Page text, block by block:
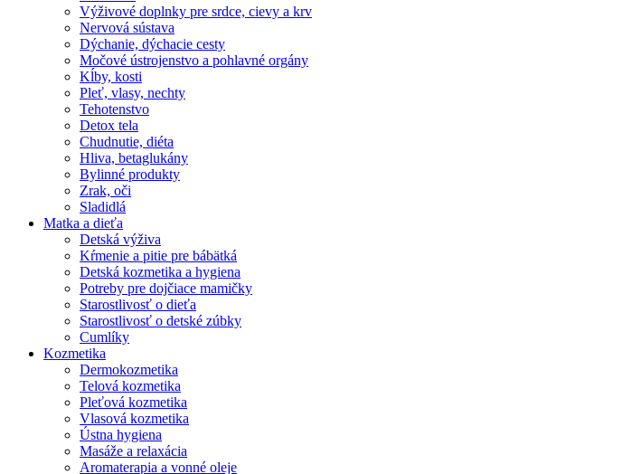
Výživové doplnky pre srdce, cievy a krv
Nervová sústava
Dýchanie, dýchacie cesty
Močové ústrojenstvo a pohlavné orgány
Kĺby, kosti
Pleť, vlasy, nechty
Tehotenstvo
Detox tela
Chudnutie, diéta
Hliva, betaglukány
Bylinné produkty
Zrak, oči
Sladidlá
Matka a dieťa
Detská výživa
Kŕmenie a pitie pre bábätká
Detská kozmetika a hygiena
Potreby pre dojčiace mamičky
Starostlivosť o dieťa
Starostlivosť o detské zúbky
Cumlíky
Kozmetika
Dermokozmetika
Telová kozmetika
Pleťová kozmetika
Vlasová kozmetika
Ústna hygiena
Masáže a relaxácia
Aromaterapia a vonné oleje